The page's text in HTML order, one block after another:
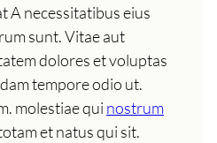
A necessitatibus eius
sunt. Vitae aut
dolores et voluptas
tempore odio ut.
molestiae qui nostrum
et natus qui sit.